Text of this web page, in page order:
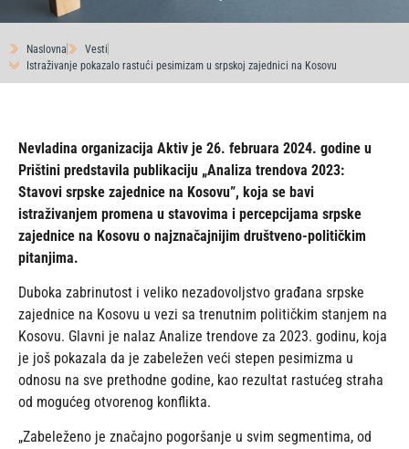
Naslovna
Vesti
Istraživanje pokazalo rastući pesimizam u srpskoj zajednici na Kosovu
Nevladina organizacija Aktiv je 26. februara 2024. godine u
Prištini predstavila publikaciju „Analiza trendova 2023:
Stavovi srpske zajednice na Kosovu”, koja se bavi
istraživanjem promena u stavovima i percepcijama srpske
zajednice na Kosovu o najznačajnijim društveno-političkim
pitanjima.
Duboka zabrinutost i veliko nezadovoljstvo građana srpske
zajednice na Kosovu u vezi sa trenutnim političkim stanjem na
Kosovu. Glavni je nalaz Analize trendove za 2023. godinu, koja
je još pokazala da je zabeležen veći stepen pesimizma u
odnosu na sve prethodne godine, kao rezultat rastućeg straha
od mogućeg otvorenog konflikta.
„Zabeleženo je značajno pogoršanje u svim segmentima, od